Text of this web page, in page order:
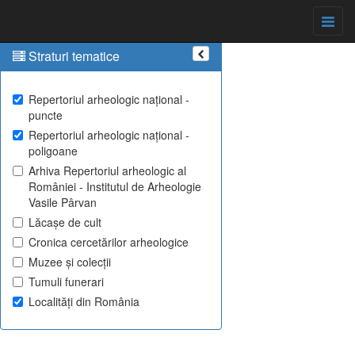
Straturi tematice
Repertoriul arheologic național -
puncte
Repertoriul arheologic național -
poligoane
Arhiva Repertoriul arheologic al
României - Institutul de Arheologie
Vasile Pârvan
Lăcașe de cult
Cronica cercetărilor arheologice
Muzee și colecții
Tumuli funerari
Localități din România